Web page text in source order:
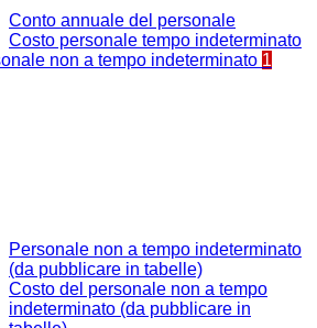
Conto annuale del personale
Costo personale tempo indeterminato
non a tempo indeterminato 1
Personale non a tempo indeterminato
(da pubblicare in tabelle)
Costo del personale non a tempo
indeterminato (da pubblicare in